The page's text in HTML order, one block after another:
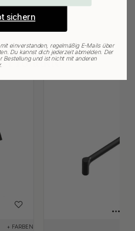
Produkte
+ FARBEN
sichern
einverstanden, regelmäßig E-Mails über
Du kannst dich jederzeit abmelden. Der
Bestellung und ist nicht mit anderen